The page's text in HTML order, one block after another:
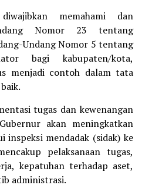
memahami dan
Nomor 23 tentang
Undang Nomor 5 tentang
bagi kabupaten/kota,
menjadi contoh dalam tata
tugas dan kewenangan
akan meningkatkan
inspeksi mendadak (sidak) ke
pelaksanaan tugas,
kepatuhan terhadap aset,
administrasi.